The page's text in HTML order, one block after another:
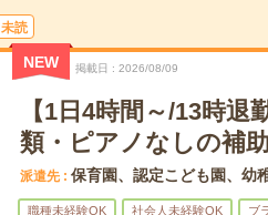
未読
NEW 掲載日 2026/08/09
【1日4時間～/13時
類・ピアノなしの補
派遣先 保育園、認定こども園、幼
職種未経験OK 社会人未経験OK ブ